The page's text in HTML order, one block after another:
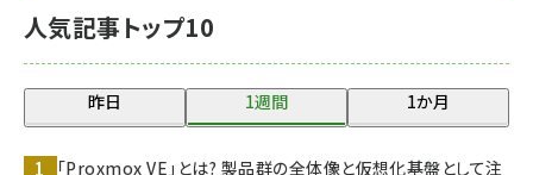
人気記事トップ10
昨日 1週間 1か月
「Proxmox VE」とは? 製品群の全体像と仮想化基盤として注